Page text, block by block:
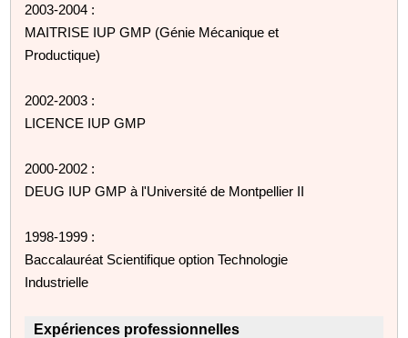
2003-2004 :
MAITRISE IUP GMP (Génie Mécanique et
Productique)
2002-2003 :
LICENCE IUP GMP
2000-2002 :
DEUG IUP GMP à l'Université de Montpellier II
1998-1999 :
Baccalauréat Scientifique option Technologie
Industrielle
Expériences professionnelles